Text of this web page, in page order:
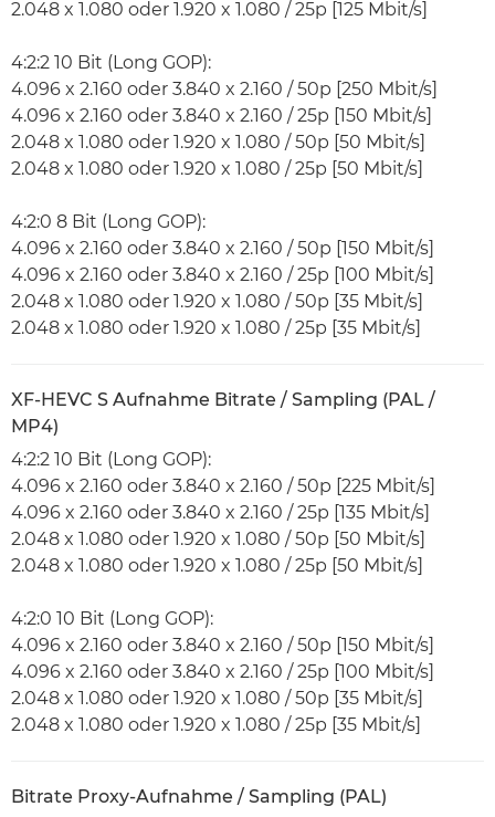
2.048 x 1.080 oder 1.920 x 1.080 / 25p [125 Mbit/s]
4:2:2 10 Bit (Long GOP):
4.096 x 2.160 oder 3.840 x 2.160 / 50p [250 Mbit/s]
4.096 x 2.160 oder 3.840 x 2.160 / 25p [150 Mbit/s]
2.048 x 1.080 oder 1.920 x 1.080 / 50p [50 Mbit/s]
2.048 x 1.080 oder 1.920 x 1.080 / 25p [50 Mbit/s]
4:2:0 8 Bit (Long GOP):
4.096 x 2.160 oder 3.840 x 2.160 / 50p [150 Mbit/s]
4.096 x 2.160 oder 3.840 x 2.160 / 25p [100 Mbit/s]
2.048 x 1.080 oder 1.920 x 1.080 / 50p [35 Mbit/s]
2.048 x 1.080 oder 1.920 x 1.080 / 25p [35 Mbit/s]
XF-HEVC S Aufnahme Bitrate / Sampling (PAL /
MP4)
4:2:2 10 Bit (Long GOP):
4.096 x 2.160 oder 3.840 x 2.160 / 50p [225 Mbit/s]
4.096 x 2.160 oder 3.840 x 2.160 / 25p [135 Mbit/s]
2.048 x 1.080 oder 1.920 x 1.080 / 50p [50 Mbit/s]
2.048 x 1.080 oder 1.920 x 1.080 / 25p [50 Mbit/s]
4:2:0 10 Bit (Long GOP):
4.096 x 2.160 oder 3.840 x 2.160 / 50p [150 Mbit/s]
4.096 x 2.160 oder 3.840 x 2.160 / 25p [100 Mbit/s]
2.048 x 1.080 oder 1.920 x 1.080 / 50p [35 Mbit/s]
2.048 x 1.080 oder 1.920 x 1.080 / 25p [35 Mbit/s]
Bitrate Proxy-Aufnahme / Sampling (PAL)